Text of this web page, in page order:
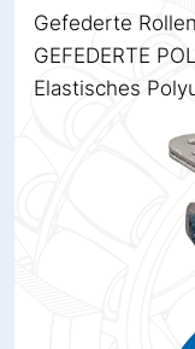
Gefederte Rollen
GEFEDERTE
Elastisches